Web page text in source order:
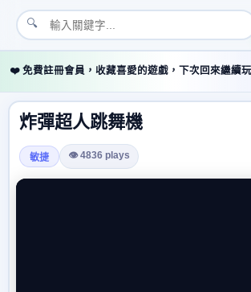
🔍
❤️ 免費註冊會員，收藏喜愛的遊戲，下次回來繼續玩
炸彈超人跳舞機
敏捷 👁 4836 plays